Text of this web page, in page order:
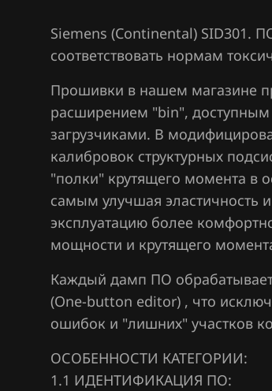
Cadillac
Changan
Chenglong
Chery
Chevrolet
Chrysler
Citroen
Dacia
Daewoo
Derways
Siemens (Continental) SID301.
соответствовать нормам
Прошивки в нашем магазине
расширением "bin",
загрузчиками. В
калибровок структурных
"полки" крутящего момента в
самым улучшая эластичность
эксплуатацию более
мощности и крутящего
Каждый дамп ПО
(One-button editor) , что
ошибок и "лишних" участков
ОСОБЕННОСТИ КАТЕГОРИИ:
1.1 ИДЕНТИФИКАЦИЯ ПО: